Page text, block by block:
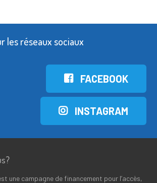
les réseaux sociaux
FACEBOOK
INSTAGRAM
une campagne de financement pour l’accès,